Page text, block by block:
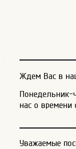
Ждем Вас в
Понедельник-
нас о времени
Уважаемые